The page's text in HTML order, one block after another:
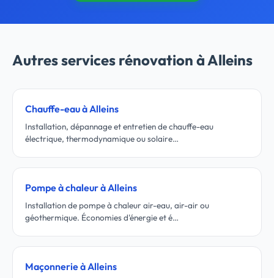
Autres services rénovation à Alleins
Chauffe-eau à Alleins
Installation, dépannage et entretien de chauffe-eau
électrique, thermodynamique ou solaire…
Pompe à chaleur à Alleins
Installation de pompe à chaleur air-eau, air-air ou
géothermique. Économies d'énergie et é…
Maçonnerie à Alleins